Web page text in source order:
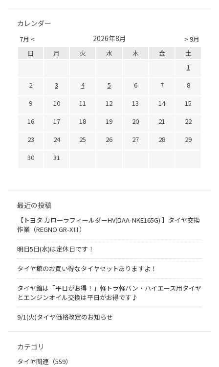
カレンダー
7月 < > 9月
2026年8月
日 月 火 水 木 金
土
1
2
3 4 5 6 7
8
9
10 11 12 13 14
15
16
17 18 19 20 21
22
23
24 25 26 27 28
29
30
31
最近の投稿
【トヨタ カローラフィールダーHV(DAA-NKE165G) 】タイヤ交換
作業（REGNO GR-XⅢ）
明日5日(水)は定休日です！
タイヤ館のお買い得なタイヤセットありますよ！
タイヤ館は「平日がお得！」軽トラ軽バン・ハイエース用タイヤ
とエンジンオイル交換は平日がお得です♪
9/1(火)タイヤ価格改定のお知らせ
カテゴリ
タイヤ関連（559）